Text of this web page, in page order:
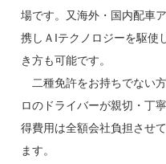
場です。又海外・国内配車
携しＡIテクノロジーを駆使
き方も可能です。
二種免許をお持ちでない
ロのドライバーが親切・丁
得費用は全額会社負担させ
ます。